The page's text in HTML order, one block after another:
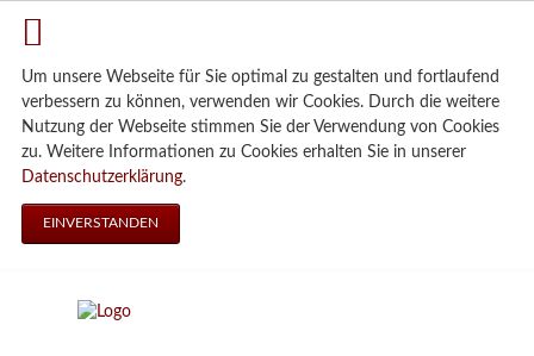
Um unsere Webseite für Sie optimal zu gestalten und fortlaufend
verbessern zu können, verwenden wir Cookies. Durch die weitere
Nutzung der Webseite stimmen Sie der Verwendung von Cookies
zu. Weitere Informationen zu Cookies erhalten Sie in unserer
Datenschutzerklärung.
EINVERSTANDEN